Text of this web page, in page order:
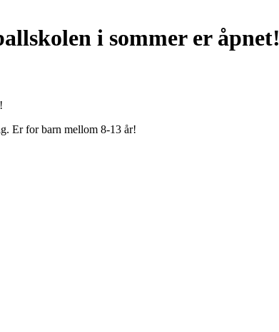
i sommer er åpnet!
Er for barn mellom 8-13 år!